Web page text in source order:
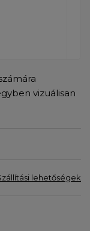
vizuálisan
lehetőségek